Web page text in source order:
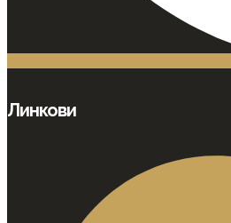
Линкови